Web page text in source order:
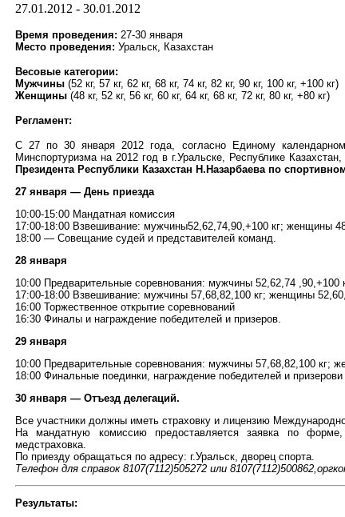
27.01.2012 - 30.01.2012
Время проведения: 27-30 января
Место проведения: Уральск, Казахстан
Весовые категории:
Мужчины (52 кг, 57 кг, 62 кг, 68 кг, 74 кг, 82 кг, 90 кг, 100 кг, +100 кг)
Женщины (48 кг, 52 кг, 56 кг, 60 кг, 64 кг, 68 кг, 72 кг, 80 кг, +80 кг)
Регламент:
С 27 по 30 января 2012 года, согласно Единому
Минспортуризма на 2012 год в г.Уральске, Республике
Президента Республики Казахстан Н.Назарбаева по
27 января — День приезда
10:00-15:00 Мандатная комиссия
17:00-18:00 Взвешивание: мужчины52,62,74,90,+100 кг; женщины
18:00 — Совещание судей и представителей команд.
28 января
10:00 Предварительные соревнования: мужчины 52,62,74 ,90,+100
17:00-18:00 Взвешивание: мужчины 57,68,82,100 кг; женщины
16:00 Торжественное открытие соревнований
16:30 Финалы и награждение победителей и призеров.
29 января
10:00 Предварительные соревнования: мужчины 57,68,82,100 кг;
18:00 Финальные поединки, награждение победителей и призерови
30 января — Отъезд делегаций.
Все участники должны иметь страховку и лицензию
На мандатную комиссию предоставляется заявка по
медстраховка.
По приезду обращаться по адресу: г.Уральск, дворец спорта.
Телефон для справок 8107(7112)505272 или
Результаты: